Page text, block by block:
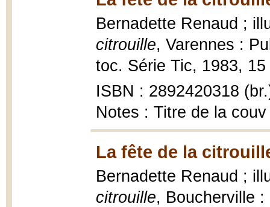
Bernadette Renaud ;
citrouille, Varennes :
toc. Série Tic, 1983,
ISBN : 2892420318
Notes : Titre de la couv
La fête de la
Bernadette Renaud ;
citrouille, Boucherville